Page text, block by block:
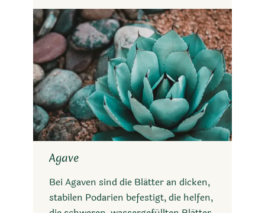
Agave
Bei Agaven sind die Blätter an dicken,
stabilen Podarien befestigt, die helfen,